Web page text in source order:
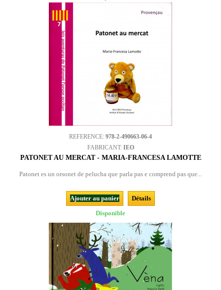
REFERENCE: 978-2-490663-06-4
FABRICANT: IEO
PATONET AU MERCAT - MARIA-FRANCESA LAMOTTE
Patonet es un orsonet de pelucha que parla pas e comprend pas que...
Ajouter au panier
Détails
Disponible